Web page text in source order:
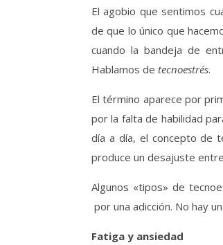
El agobio que sentimos
de que lo único que
cuando la bandeja de
Hablamos de tecnoestrés.
El término aparece por
por la falta de habilidad
día a día, el concepto de
produce un desajuste
Algunos «tipos» de
por una adicción. No hay
Fatiga y ansiedad